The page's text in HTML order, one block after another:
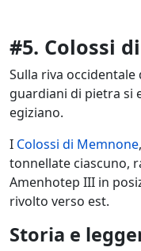
#5. Colossi
Sulla riva
guardiani di pietra si
egiziano.
I Colossi di Memnone
tonnellate ciascuno,
Amenhotep III in
rivolto verso est.
Storia e